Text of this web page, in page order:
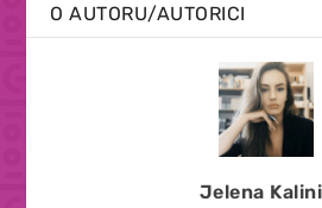
O AUTORU/AUTORICI
Jelena